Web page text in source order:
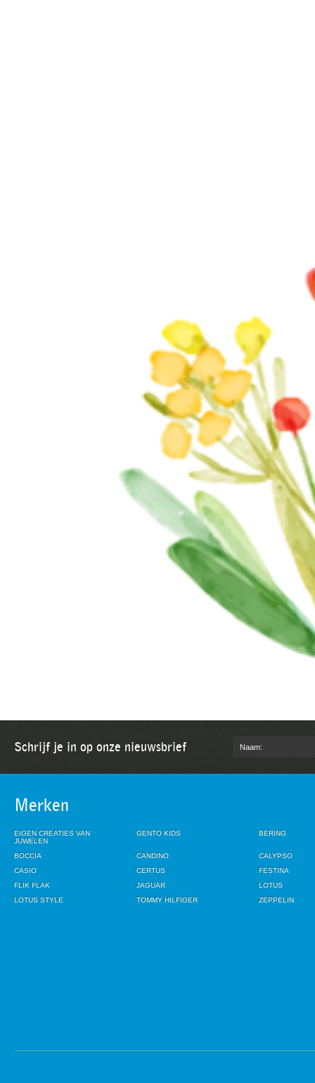
Schrijf je in op onze nieuwsbrief
Merken
EIGEN CREATIES VAN
JUWELEN
GENTO KIDS BERING
BOCCIA CANDINO
CALYPSO
CASIO
CERTUS
FESTINA
FLIK FLAK
JAGUAR
LOTUS
LOTUS STYLE
TOMMY HILFIGER ZEPPELIN